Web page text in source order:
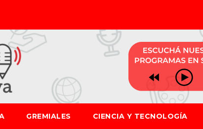
GREMIALES CIENCIA Y TECNOLOGÍA